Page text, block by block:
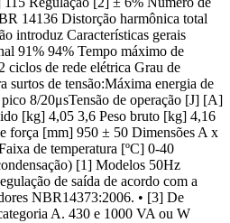
14136 Distorção harmônica total
introduz Características gerais
91% 94% Tempo máximo de
ciclos de rede elétrica Grau de
surtos de tensão:Máxima energia de
8/20μsTensão de operação [J] [A]
[kg] 4,05 3,6 Peso bruto [kg] 4,16
força [mm] 950 ± 50 Dimensões A x
de temperatura [ºC] 0-40
[1] Modelos 50Hz
de saída de acordo com a
NBR14373:2006. • [3] De
A. 430 e 1000 VA ou W